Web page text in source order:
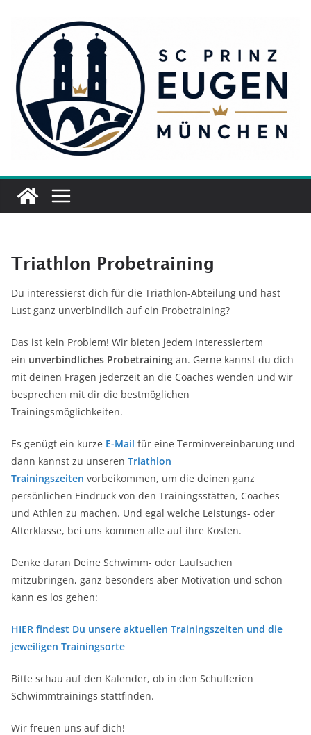
springen
Triathlon Probetraining
Du interessierst dich für die Triathlon-Abteilung und hast
Lust ganz unverbindlich auf ein Probetraining?
Das ist kein Problem! Wir bieten jedem Interessiertem
ein unverbindliches Probetraining an. Gerne kannst du dich
mit deinen Fragen jederzeit an die Coaches wenden und wir
besprechen mit dir die bestmöglichen
Trainingsmöglichkeiten.
Es genügt ein kurze E-Mail für eine Terminvereinbarung und
dann kannst zu unseren Triathlon
Trainingszeiten vorbeikommen, um die deinen ganz
persönlichen Eindruck von den Trainingsstätten, Coaches
und Athlen zu machen. Und egal welche Leistungs- oder
Alterklasse, bei uns kommen alle auf ihre Kosten.
Denke daran Deine Schwimm- oder Laufsachen
mitzubringen, ganz besonders aber Motivation und schon
kann es los gehen:
HIER findest Du unsere aktuellen Trainingszeiten und die
jeweiligen Trainingsorte
Bitte schau auf den Kalender, ob in den Schulferien
Schwimmtrainings stattfinden.
Wir freuen uns auf dich!